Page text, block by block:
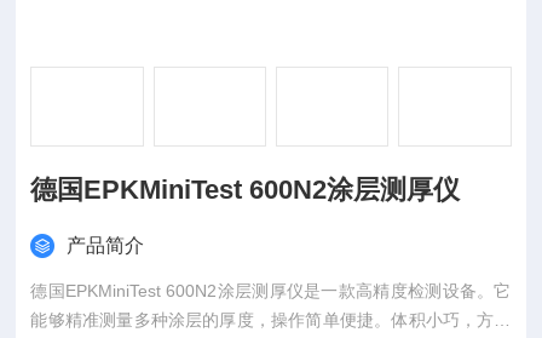
德国EPKMiniTest 600N2涂层测厚仪
产品简介
德国EPKMiniTest 600N2涂层测厚仪是一款高精度检测设备。它
能够精准测量多种涂层的厚度，操作简单便捷。体积小巧，方便